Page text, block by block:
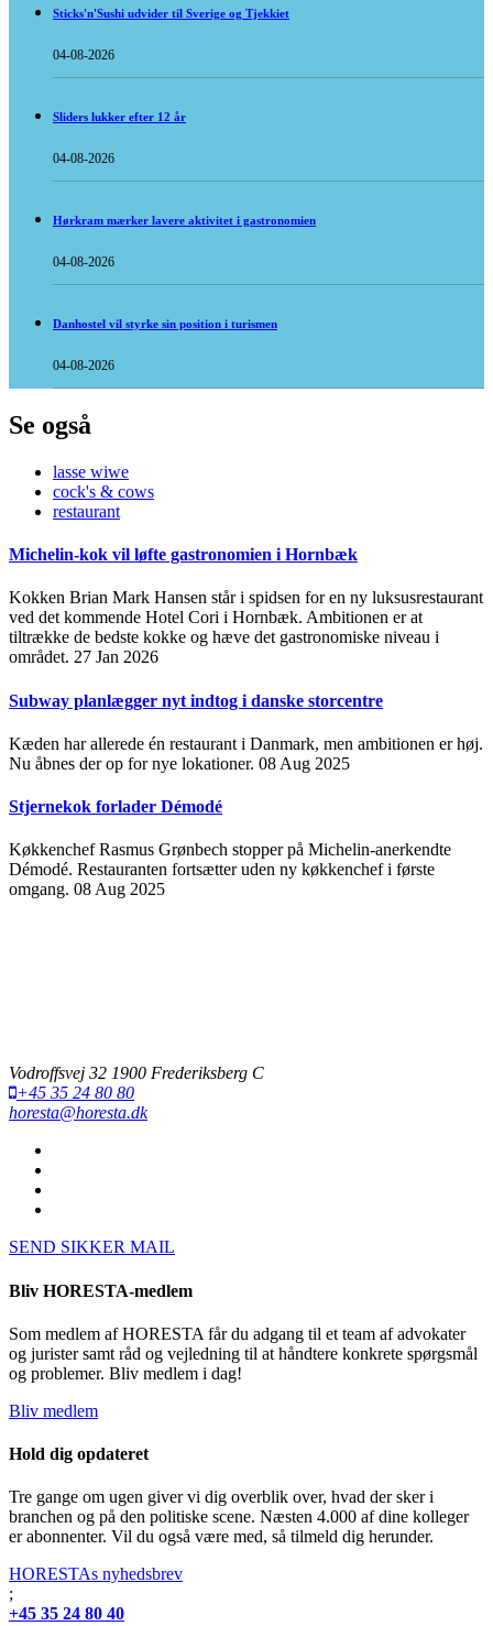
Sticks'n'Sushi udvider til Sverige og Tjekkiet
04-08-2026
Sliders lukker efter 12 år
04-08-2026
Hørkram mærker lavere aktivitet i gastronomien
04-08-2026
Danhostel vil styrke sin position i turismen
04-08-2026
Se også
lasse wiwe
cock's & cows
restaurant
Michelin-kok vil løfte gastronomien i Hornbæk
Kokken Brian Mark Hansen står i spidsen for en ny luksusrestaurant
ved det kommende Hotel Cori i Hornbæk. Ambitionen er at
tiltrække de bedste kokke og hæve det gastronomiske niveau i
området. 27 Jan 2026
Subway planlægger nyt indtog i danske storcentre
Kæden har allerede én restaurant i Danmark, men ambitionen er høj.
Nu åbnes der op for nye lokationer. 08 Aug 2025
Stjernekok forlader Démodé
Køkkenchef Rasmus Grønbech stopper på Michelin-anerkendte
Démodé. Restauranten fortsætter uden ny køkkenchef i første
omgang. 08 Aug 2025
Vodroffsvej 32 1900 Frederiksberg C
+45 35 24 80 80
horesta@horesta.dk
SEND SIKKER MAIL
Bliv HORESTA-medlem
Som medlem af HORESTA får du adgang til et team af advokater
og jurister samt råd og vejledning til at håndtere konkrete spørgsmål
og problemer. Bliv medlem i dag!
Bliv medlem
Hold dig opdateret
Tre gange om ugen giver vi dig overblik over, hvad der sker i
branchen og på den politiske scene. Næsten 4.000 af dine kolleger
er abonnenter. Vil du også være med, så tilmeld dig herunder.
HORESTAs nyhedsbrev
;
+45 35 24 80 40